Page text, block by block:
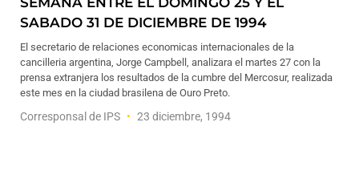
SABADO 31 DE DICIEMBRE DE 1994
El secretario de relaciones economicas internacionales de la
cancilleria argentina, Jorge Campbell, analizara el martes 27 con la
prensa extranjera los resultados de la cumbre del Mercosur, realizada
este mes en la ciudad brasilena de Ouro Preto.
Corresponsal de IPS 23 diciembre, 1994